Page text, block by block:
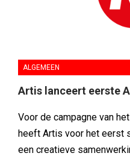
ALGEMEEN
Artis lanceert eerste
Voor de campagne van
heeft Artis voor het eerst
een creatieve